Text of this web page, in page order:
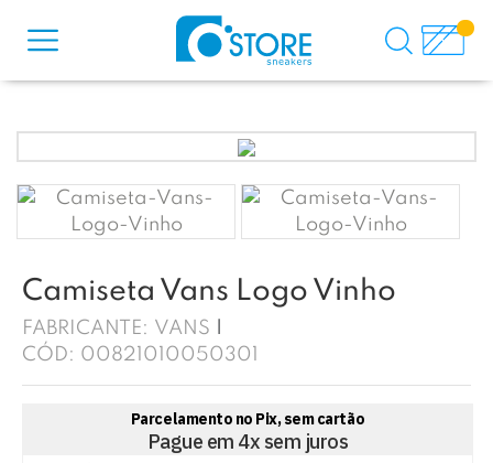
Camiseta Vans Logo Vinho
FABRICANTE: VANS
CÓD: 00821010050301